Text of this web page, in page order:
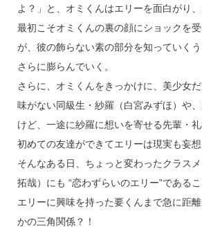
よ？」と、オミくんはエリーを面白がり
最初こそオミくんの裏の顔にショックを
が、彼の飾らない素の部分を知っていくう
さらに膨らんでいく。
さらに、オミくんをきっかけに、美少女
味がない同級生・紗羅（白宮みずほ）や
けど、一途に紗羅に想いを寄せる先輩・礼
初めての友達ができてエリーは現実も妄想
そんなある日、ちょっと変わったクラス
拓哉）にも “恋わずらいのエリー”である
エリーに興味を持った要くんまで急に距
かの三角関係？！